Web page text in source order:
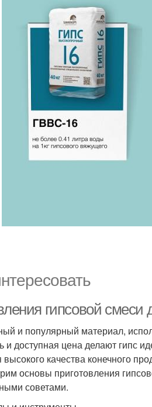
гипсовой смеси
и популярный материал,
и доступная цена делают
качества конечного
основы приготовления
советами.